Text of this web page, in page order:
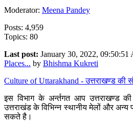
Moderator: Meena Pandey
Posts: 4,959
Topics: 80
Last post: January 30, 2022, 09:50:51
Places... by Bhishma Kukreti
Culture of Uttarakhand - उत्तराखण्ड की
इस विभाग के अर्न्तगत आप उत्तराखण्ड की
उत्तराखंड के विभिन्न स्थानीय मेलों और अन्य
सकते है।